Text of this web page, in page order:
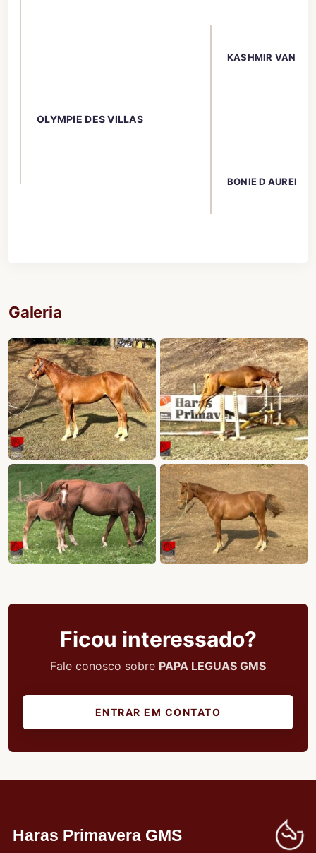
OLYMPIE DES VILLAS
KASHMIR VAN
BONIE D AURELIE
Galeria
Ficou interessado?
Fale conosco sobre PAPA LEGUAS GMS
ENTRAR EM CONTATO
Haras Primavera GMS